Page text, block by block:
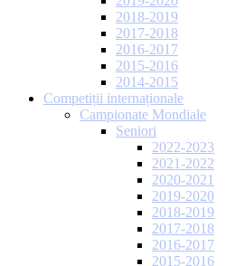
2018-2019
2017-2018
2016-2017
2015-2016
2014-2015
Competiții internaționale
Campionate Mondiale
Seniori
2022-2023
2021-2022
2020-2021
2019-2020
2018-2019
2017-2018
2016-2017
2015-2016